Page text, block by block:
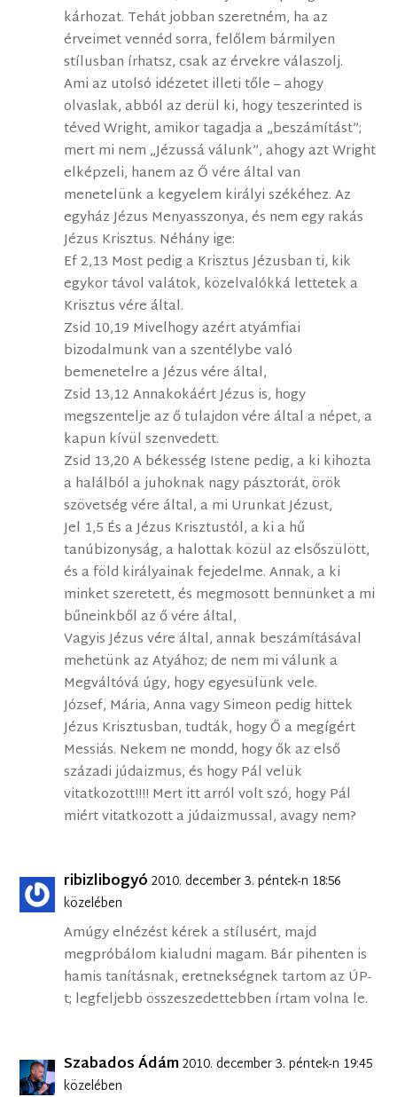
kárhozat. Tehát jobban szeretném, ha az
érveimet vennéd sorra, felőlem bármilyen
stílusban írhatsz, csak az érvekre válaszolj.
Ami az utolsó idézetet illeti tőle – ahogy
olvaslak, abból az derül ki, hogy teszerinted is
téved Wright, amikor tagadja a „beszámítást”;
mert mi nem „Jézussá válunk”, ahogy azt Wright
elképzeli, hanem az Ő vére által van
menetelünk a kegyelem királyi székéhez. Az
egyház Jézus Menyasszonya, és nem egy rakás
Jézus Krisztus. Néhány ige:
Ef 2,13 Most pedig a Krisztus Jézusban ti, kik
egykor távol valátok, közelvalókká lettetek a
Krisztus vére által.
Zsid 10,19 Mivelhogy azért atyámfiai
bizodalmunk van a szentélybe való
bemenetelre a Jézus vére által,
Zsid 13,12 Annakokáért Jézus is, hogy
megszentelje az ő tulajdon vére által a népet, a
kapun kívül szenvedett.
Zsid 13,20 A békesség Istene pedig, a ki kihozta
a halálból a juhoknak nagy pásztorát, örök
szövetség vére által, a mi Urunkat Jézust,
Jel 1,5 És a Jézus Krisztustól, a ki a hű
tanúbizonyság, a halottak közül az elsőszülött,
és a föld királyainak fejedelme. Annak, a ki
minket szeretett, és megmosott bennünket a mi
bűneinkből az ő vére által,
Vagyis Jézus vére által, annak beszámításával
mehetünk az Atyához; de nem mi válunk a
Megváltóvá úgy, hogy egyesülünk vele.
József, Mária, Anna vagy Simeon pedig hittek
Jézus Krisztusban, tudták, hogy Ő a megígért
Messiás. Nekem ne mondd, hogy ők az első
századi júdaizmus, és hogy Pál velük
vitatkozott!!!! Mert itt arról volt szó, hogy Pál
miért vitatkozott a júdaizmussal, avagy nem?
ribizlibogyó 2010. december 3. péntek-n 18:56
közelében
Amúgy elnézést kérek a stílusért, majd
megpróbálom kialudni magam. Bár pihenten is
hamis tanításnak, eretnekségnek tartom az ÚP-
t; legfeljebb összeszedettebben írtam volna le.
Szabados Ádám2010. december 3. péntek-n 19:45
közelében